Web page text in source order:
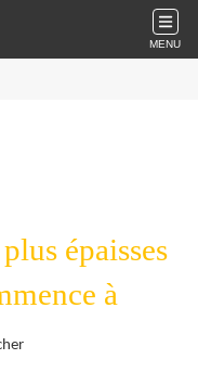
MENU
épaisses
à